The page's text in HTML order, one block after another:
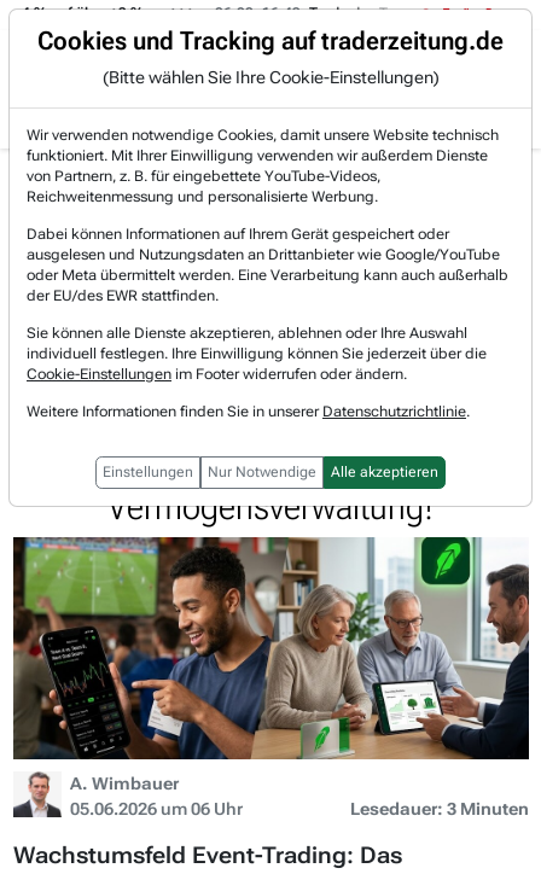
Trading-Room
% auf über +3 %. 06.08. 16:49 Trade des Tages 06.08.
Gratis Account Login
Jetzt registrieren und gratis Artikel lesen.
Bereits bei TraderFox registriert? Jetzt anmelden!
Home Börsen-Nachrichten
Hot-News
Wetten auf die WM, Planen für die Rente! Robinhoo...
Robinhood Markets Watchlist
Wetten auf die WM, Planen für die
Rente! Robinhoods Spagat zwischen
Sportwette und
Vermögensverwaltung!
A. Wimbauer
05.06.2026 um 06 Uhr
Lesedauer: 3 Minuten
Wachstumsfeld Event-Trading: Das
Cookies und Tracking auf traderzeitung.de
(Bitte wählen Sie Ihre Cookie-Einstellungen)
Wir verwenden notwendige Cookies, damit unsere Website technisch
funktioniert. Mit Ihrer Einwilligung verwenden wir außerdem Dienste
von Partnern, z. B. für eingebettete YouTube-Videos,
Reichweitenmessung und personalisierte Werbung.
Dabei können Informationen auf Ihrem Gerät gespeichert oder
ausgelesen und Nutzungsdaten an Drittanbieter wie Google/YouTube
oder Meta übermittelt werden. Eine Verarbeitung kann auch außerhalb
der EU/des EWR stattfinden.
Sie können alle Dienste akzeptieren, ablehnen oder Ihre Auswahl
individuell festlegen. Ihre Einwilligung können Sie jederzeit über die
Cookie-Einstellungen im Footer widerrufen oder ändern.
Weitere Informationen finden Sie in unserer Datenschutzrichtlinie.
Einstellungen Nur Notwendige Alle akzeptieren